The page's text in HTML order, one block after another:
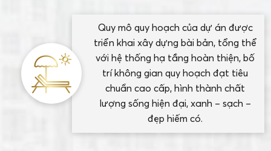
Quy mô quy hoạch của dự án được
triển khai xây dựng bài bản, tổng thể
với hệ thống hạ tầng hoàn thiện, bố
trí không gian quy hoạch đạt tiêu
chuẩn cao cấp, hình thành chất
lượng sống hiện đại, xanh – sạch –
đẹp hiếm có.